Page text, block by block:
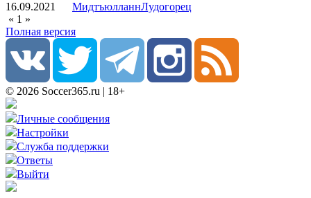
16.09.2021
МидтъюлланнЛудогорец
« 1 »
Полная версия
© 2026 Soccer365.ru | 18+
Личные сообщения
Настройки
Служба поддержки
Ответы
Выйти